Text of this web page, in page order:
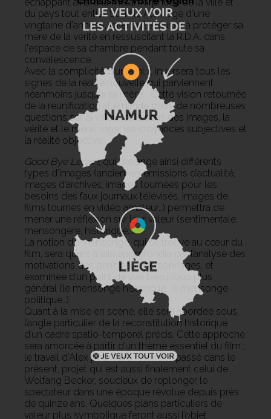
du pays tout entier. Son fils Alex, âgé d'une
vingtaine d'années, va ensuite réussir à protéger sa
mère de la vérité en ressuscitant la R.D.A. dans
l'espace de sa chambre pendant toute sa
convalescence.
Avec la complicité d'un ami, il inversera tous les
signes de la réalité nouvelle qui parviennent
néanmoins jusqu'à sa mère... Cette vision retournée
de la réunification allemande pose de nombreuses
questions sur la valeur et le sens des images, la
vérité et le mensonge, les croyances subjectives et
la réalité objective.
Good Bye Lenin !, qui mélange ainsi différents
types d’images (anciennes émissions d’actualité,
images d’archives, images tournées pour les
besoins des faux journaux télévisés, images de
films tournés en vidéo amateur…) permettra de
mener une réflexion sur leur valeur (sentimentale,
mensongère, historique…).
La notion de mensonge, qui se trouve au cœur du
film, sera quant à elle approfondie par l’analyse des
motivations des principaux personnages, et
examinée d’un point de vue beaucoup plus
général (le mensonge historique, le mensonge
politique…)
Quant à la mise en scène, elle sera abordée sous
l’angle particulier de la reconstitution historique
d’un cadre spatio-temporel précis. Cette approche
sera amorcée à partir d’un thème essentiel du film :
le travail d’Alex pour faire revivre le passé dans le
présent, projet qui est aussi finalement celui de
Wolfang Becker, soucieux de replonger le
spectateur dans une époque révolue depuis près
de quinze ans. Quelques plans particuliers de
valeur plus symbolique feront aussi l’objet